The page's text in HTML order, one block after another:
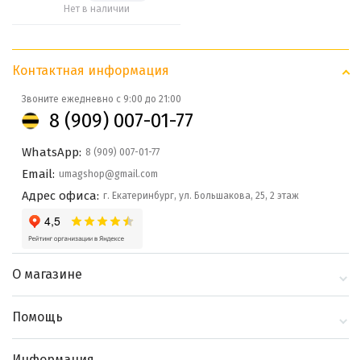
Нет в наличии
Контактная информация
Звоните ежедневно с 9:00 до 21:00
8 (909) 007-01-77
WhatsApp: 8 (909) 007-01-77
Email: umagshop@gmail.com
Адрес офиса: г. Екатеринбург, ул. Большакова, 25, 2 этаж
О магазине
Помощь